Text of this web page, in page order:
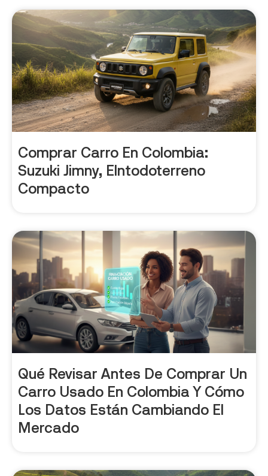
Comprar Carro En Colombia:
Suzuki Jimny, Elntodoterreno
Compacto
Qué Revisar Antes De Comprar Un
Carro Usado En Colombia Y Cómo
Los Datos Están Cambiando El
Mercado